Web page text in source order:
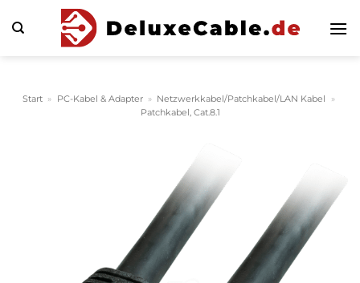
Inhalt
Start » PC-Kabel & Adapter » Netzwerkkabel/Patchkabel/LAN Kabel
»
Patchkabel, Cat.8.1